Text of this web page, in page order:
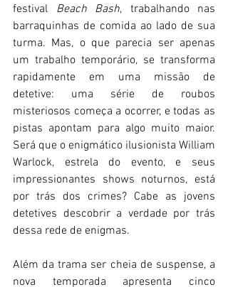
festival Beach Bash, trabalhando nas
barraquinhas de comida ao lado de sua
turma. Mas, o que parecia ser apenas
um trabalho temporário, se transforma
rapidamente em uma missão de
detetive: uma série de roubos
misteriosos começa a ocorrer, e todas as
pistas apontam para algo muito maior.
Será que o enigmático ilusionista William
Warlock, estrela do evento, e seus
impressionantes shows noturnos, está
por trás dos crimes? Cabe as jovens
detetives descobrir a verdade por trás
dessa rede de enigmas.
Além da trama ser cheia de suspense, a
nova temporada apresenta cinco